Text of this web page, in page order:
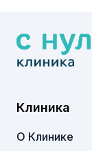
Клиника
О Клинике